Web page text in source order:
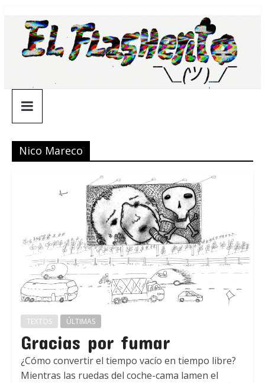
contenido
¯\_(ツ)_/
¯
Nico Mareco
TEXTOS ÚLTIMAS
Gracias por fumar
¿Cómo convertir el tiempo vacío en tiempo libre?
Mientras las ruedas del coche-cama lamen el